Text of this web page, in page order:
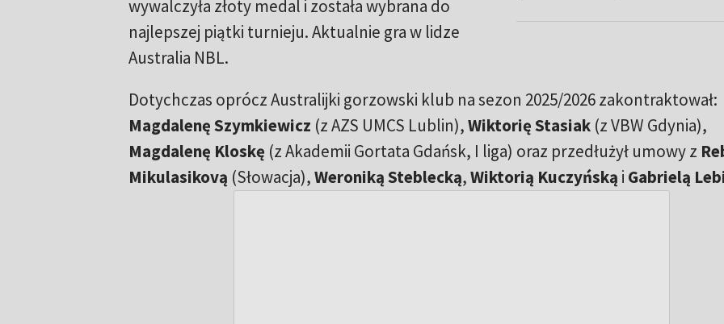
wywalczyła złoty medal i została wybrana do
najlepszej piątki turnieju. Aktualnie gra w lidze
Australia NBL.
Dotychczas oprócz Australijki gorzowski klub na sezon 2025/2026 zakontraktował:
Magdalenę Szymkiewicz (z AZS UMCS Lublin),Wiktorię Stasiak(z VBW Gdynia),
Magdalenę Kloskę (z Akademii Gortata Gdańsk, I liga) oraz przedłużył umowy z
Mikulasikovą (Słowacja),Weroniką Steblecką,Wiktorią Kuczyńską i Gabrielą